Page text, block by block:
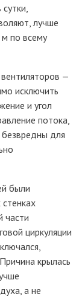
лучше
м по всему
—
исключить
и угол
потока,
для
были
части
циркуляции
крылась
а не